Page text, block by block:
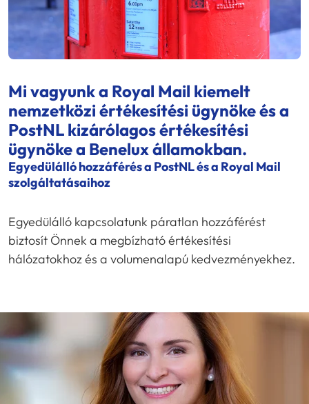
Mi vagyunk a Royal Mail kiemelt
nemzetközi értékesítési ügynöke és a
PostNL kizárólagos értékesítési
ügynöke a Benelux államokban.
Egyedülálló hozzáférés a PostNL és a Royal Mail
szolgáltatásaihoz
Egyedülálló kapcsolatunk páratlan hozzáférést
biztosít Önnek a megbízható értékesítési
hálózatokhoz és a volumenalapú kedvezményekhez.